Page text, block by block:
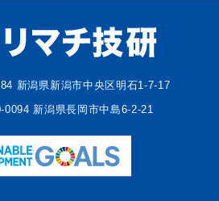
新潟県新潟市中央区明石1-7-17
新潟県長岡市中島6-2-21